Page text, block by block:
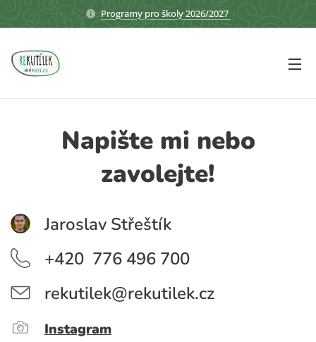
Programy pro školy 2026/2027
Napište mi nebo
zavolejte!
Jaroslav Střeštík
+420 776 496 700
rekutilek@rekutilek.cz
Instagram